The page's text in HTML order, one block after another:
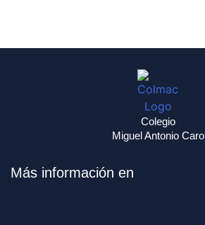
Colegio
Miguel Antonio Caro
Más información en